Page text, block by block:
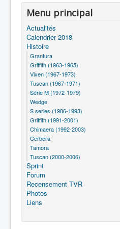
Menu principal
Actualités
Calendrier 2018
Histoire
Grantura
Griffith (1963-1965)
Vixen (1967-1973)
Tuscan (1967-1971)
Série M (1972-1979)
Wedge
S series (1986-1993)
Griffith (1991-2001)
Chimaera (1992-2003)
Cerbera
Tamora
Tuscan (2000-2006)
Sprint
Forum
Recensement TVR
Photos
Liens